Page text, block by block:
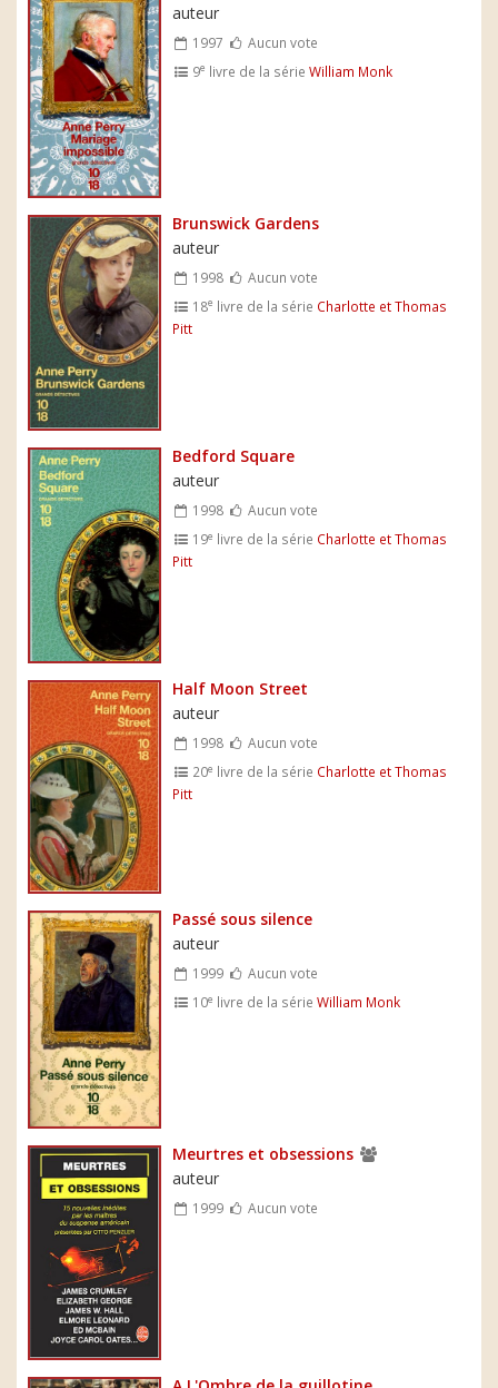
auteur
1997
Aucun vote
9e livre de la sérieWilliam Monk
Brunswick Gardens
auteur
1998
Aucun vote
18e livre de la série Charlotte et Thomas
Pitt
Bedford Square
auteur
1998
Aucun vote
19e livre de la série Charlotte et Thomas
Pitt
Half Moon Street
auteur
1998
Aucun vote
20e livre de la série Charlotte et Thomas
Pitt
Passé sous silence
auteur
1999
Aucun vote
10e livre de la sérieWilliam Monk
Meurtres et obsessions
auteur
1999 Aucun vote